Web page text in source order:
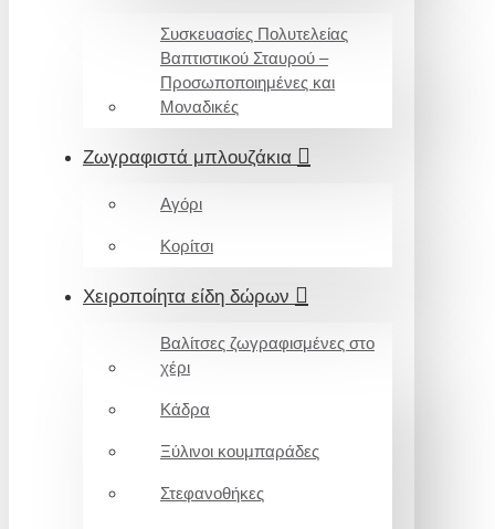
Συσκευασίες Πολυτελείας
Βαπτιστικού Σταυρού –
Προσωποποιημένες και
Μοναδικές
Ζωγραφιστά μπλουζάκια
Αγόρι
Κορίτσι
Χειροποίητα είδη δώρων
Βαλίτσες ζωγραφισμένες στο
χέρι
Κάδρα
Ξύλινοι κουμπαράδες
Στεφανοθήκες